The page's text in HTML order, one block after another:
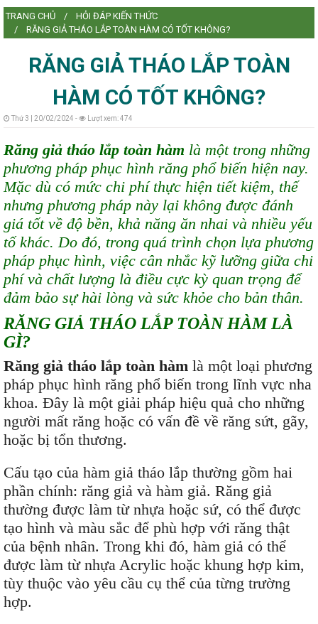
TRANG CHỦ
HỎI ĐÁP KIẾN THỨC
RĂNG GIẢ THÁO LẮP TOÀN HÀM CÓ TỐT KHÔNG?
RĂNG GIẢ THÁO LẮP TOÀN
HÀM CÓ TỐT KHÔNG?
Thứ 3 | 20/02/2024 - Lượt xem: 474
Răng giả tháo lắp toàn hàm là một trong những
phương pháp phục hình răng phổ biến hiện nay.
Mặc dù có mức chi phí thực hiện tiết kiệm, thế
nhưng phương pháp này lại không được đánh
giá tốt về độ bền, khả năng ăn nhai và nhiều yếu
tố khác. Do đó, trong quá trình chọn lựa phương
pháp phục hình, việc cân nhắc kỹ lưỡng giữa chi
phí và chất lượng là điều cực kỳ quan trọng để
đảm bảo sự hài lòng và sức khỏe cho bản thân.
RĂNG GIẢ THÁO LẮP TOÀN HÀM LÀ
GÌ?
Răng giả tháo lắp toàn hàm là một loại phương
pháp phục hình răng phổ biến trong lĩnh vực nha
khoa. Đây là một giải pháp hiệu quả cho những
người mất răng hoặc có vấn đề về răng sứt, gãy,
hoặc bị tổn thương.
Cấu tạo của hàm giả tháo lắp thường gồm hai
phần chính: răng giả và hàm giả. Răng giả
thường được làm từ nhựa hoặc sứ, có thể được
tạo hình và màu sắc để phù hợp với răng thật
của bệnh nhân. Trong khi đó, hàm giả có thể
được làm từ nhựa Acrylic hoặc khung hợp kim,
tùy thuộc vào yêu cầu cụ thể của từng trường
hợp.